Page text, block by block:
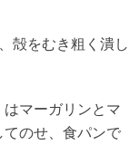
殻をむき粗く潰し
はマーガリンとマ
のせ、食パンで